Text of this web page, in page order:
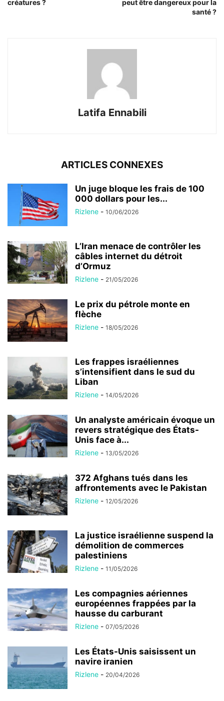
créatures ?
peut être dangereux pour la
santé ?
Latifa Ennabili
ARTICLES CONNEXES
Un juge bloque les frais de 100
000 dollars pour les...
Rizlene - 10/06/2026
L’Iran menace de contrôler les
câbles internet du détroit
d’Ormuz
Rizlene - 21/05/2026
Le prix du pétrole monte en
flèche
Rizlene - 18/05/2026
Les frappes israéliennes
s’intensifient dans le sud du
Liban
Rizlene - 14/05/2026
Un analyste américain évoque un
revers stratégique des États-
Unis face à...
Rizlene - 13/05/2026
372 Afghans tués dans les
affrontements avec le Pakistan
Rizlene - 12/05/2026
La justice israélienne suspend la
démolition de commerces
palestiniens
Rizlene - 11/05/2026
Les compagnies aériennes
européennes frappées par la
hausse du carburant
Rizlene - 07/05/2026
Les États-Unis saisissent un
navire iranien
Rizlene - 20/04/2026